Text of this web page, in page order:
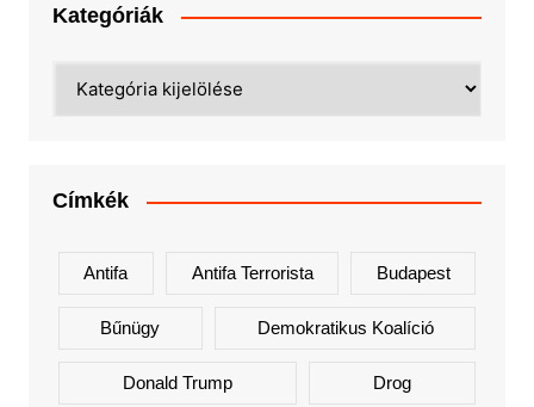
Kategóriák
Címkék
Antifa Antifa Terrorista Budapest
Bűnügy Demokratikus Koalíció
Donald Trump Drog